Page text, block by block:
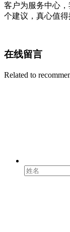
客户为服务中心
个建议，真心值得
在线留言
Related to